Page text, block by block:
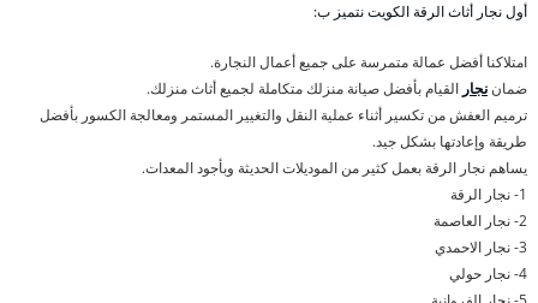
أول نجار أثاث الرقة الكويت نتميز ب:
امتلاكنا أفضل عمالة متمرسة على جميع أعمال النجارة.
ضمان نجار القيام بأفضل صيانة منزلك متكاملة لجميع أثاث منزلك.
ترميم العفش من تكسير أثناء عملية النقل والتغيير المستمر ومعالجة الكسور بأفضل
طريقة وإعادتها بشكل جيد.
يساهم نجار الرقة بعمل كثير من الموديلات الحديثة وبأجود المعدات.
1- نجار الرقة
2- نجار العاصمة
3- نجار الاحمدي
4- نجار حولي